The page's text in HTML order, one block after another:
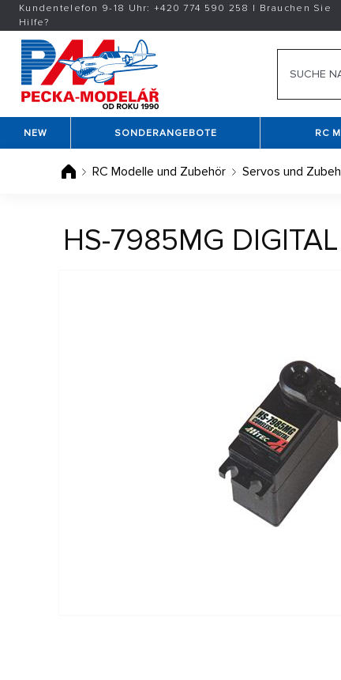
Kundentelefon 9-18 Uhr: +420774 590 258 | Brauchen Sie
Hilfe?
NEW SONDERANGEBOTE RC
RC Modelle und Zubehör Servos und
HS-7985MG